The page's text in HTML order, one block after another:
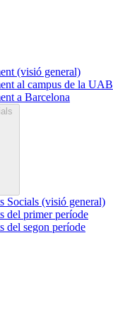
(visió general)
al campus de la UAB
a Barcelona
Socials (visió general)
del primer període
del segon període